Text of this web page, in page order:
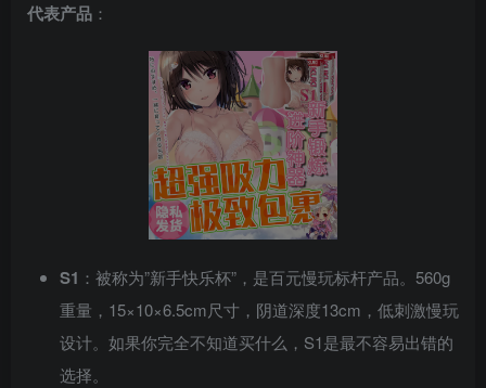
代表产品 ：
S1 ：被称为”新手快乐杯”，是百元慢玩标杆产品。560g
重量，15×10×6.5cm尺寸，阴道深度13cm，低刺激慢玩
设计。如果你完全不知道买什么，S1是最不容易出错的
选择。